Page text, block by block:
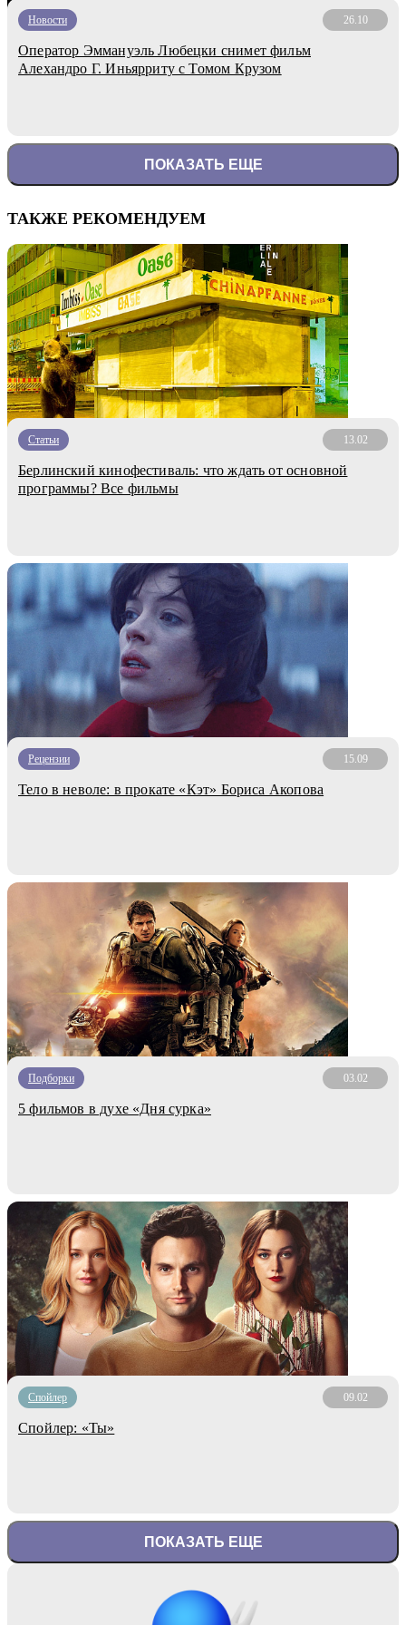
Новости 26.10
Оператор Эммануэль Любецки снимет фильм
Алехандро Г. Иньярриту с Томом Крузом
ПОКАЗАТЬ ЕЩЕ
ТАКЖЕ РЕКОМЕНДУЕМ
Статьи 13.02
Берлинский кинофестиваль: что ждать от основной
программы? Все фильмы
Рецензии 15.09
Тело в неволе: в прокате «Кэт» Бориса Акопова
Подборки 03.02
5 фильмов в духе «Дня сурка»
Cпойлер 09.02
Спойлер: «Ты»
ПОКАЗАТЬ ЕЩЕ